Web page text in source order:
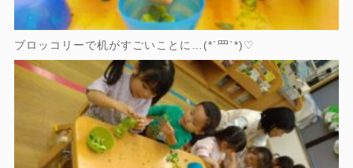
ブロッコリーで机がすごいことに…(*´罒`*)♡